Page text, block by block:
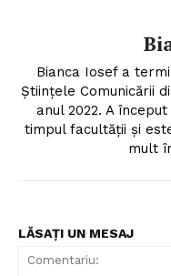
Bianca Iosef a
Științele Comunicării
anul 2022. A
timpul facultății și
mult
LĂSAȚI UN MESAJ